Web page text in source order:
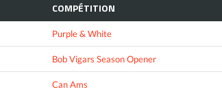
COMPÉTITION
Purple & White
Bob Vigars Season Opener
Can Ams